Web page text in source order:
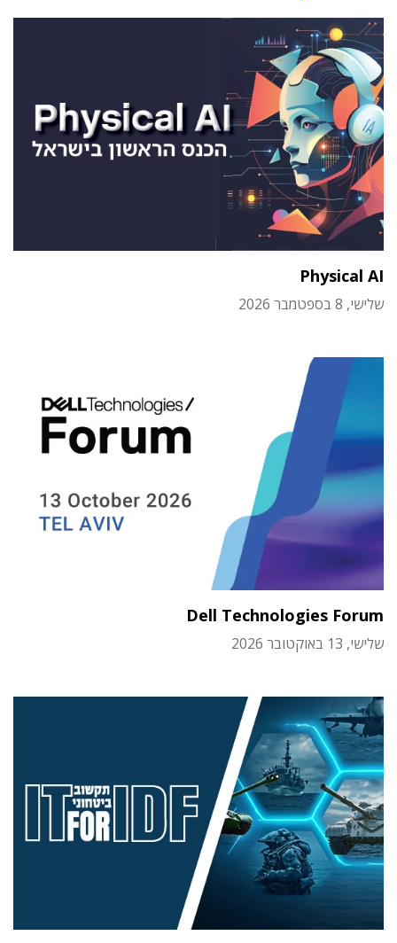
Physical AI
שלישי, 8 בספטמבר 2026
Dell Technologies Forum
שלישי, 13 באוקטובר 2026